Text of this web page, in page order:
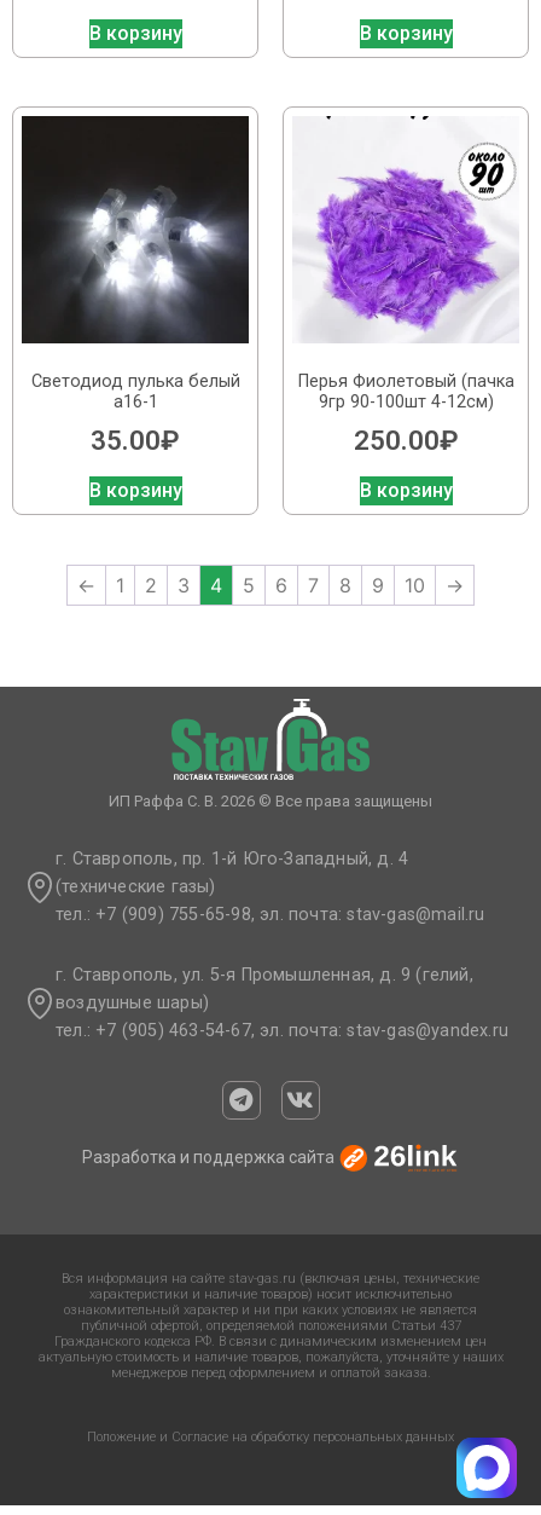
В корзину В корзину
Светодиод пулька белый
а16-1
35.00₽
В корзину
Перья Фиолетовый (пачка
9гр 90-100шт 4-12см)
250.00₽
В корзину
← 1 2 3 4 5 6 7 8 9 10 →
ИП Раффа С. В. 2026 © Все права защищены
г. Ставрополь, пр. 1-й Юго-Западный, д. 4
(технические газы)
тел.: +7 (909) 755-65-98, эл. почта: stav-gas@mail.ru​
г. Ставрополь, ул. 5-я Промышленная, д. 9 (гелий,
воздушные шары)
тел.: +7 (905) 463-54-67, эл. почта: stav-gas@yandex.ru​
Разработка и поддержка сайта
Вся информация на сайте stav-gas.ru (включая цены, технические
характеристики и наличие товаров) носит исключительно
ознакомительный характер и ни при каких условиях не является
публичной офертой, определяемой положениями Статьи 437
Гражданского кодекса РФ. В связи с динамическим изменением цен
актуальную стоимость и наличие товаров, пожалуйста, уточняйте у наших
менеджеров перед оформлением и оплатой заказа.
Положение и Согласие на обработку персональных данных